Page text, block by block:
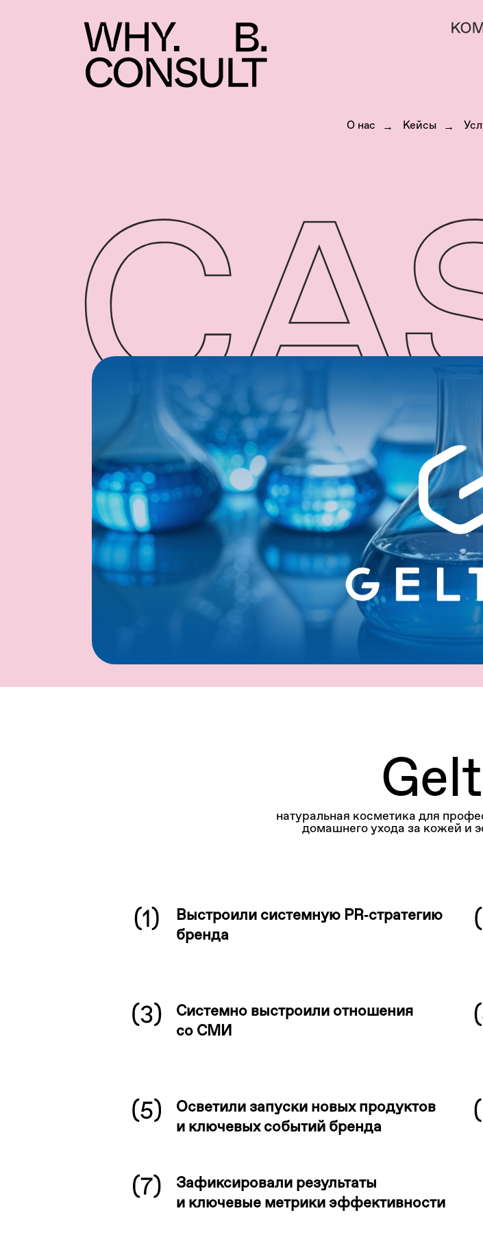
О нас → Кейсы →
натуральная косметика для
домашнего ухода за кожей и
Выстроили системную PR‑стратегию
бренда
Системно выстроили отношения
со СМИ
Осветили запуски новых продуктов
и ключевых событий бренда
Зафиксировали результаты
и ключевые метрики эффективности